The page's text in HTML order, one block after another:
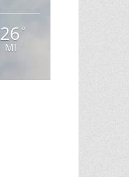
26 °
MI